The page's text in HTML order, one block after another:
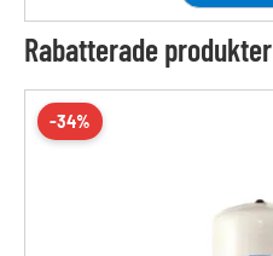
Rabatterade produkter
-34%